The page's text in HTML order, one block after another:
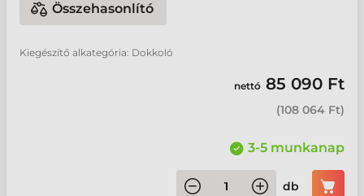
Összehasonlító
Kiegészítő alkategória: Dokkoló
nettó 85 090 Ft
(108 064 Ft)
3-5 munkanap
db